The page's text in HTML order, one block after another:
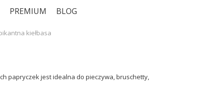
PREMIUM BLOG
kiełbasa
papryczek jest idealna do pieczywa, bruschetty,